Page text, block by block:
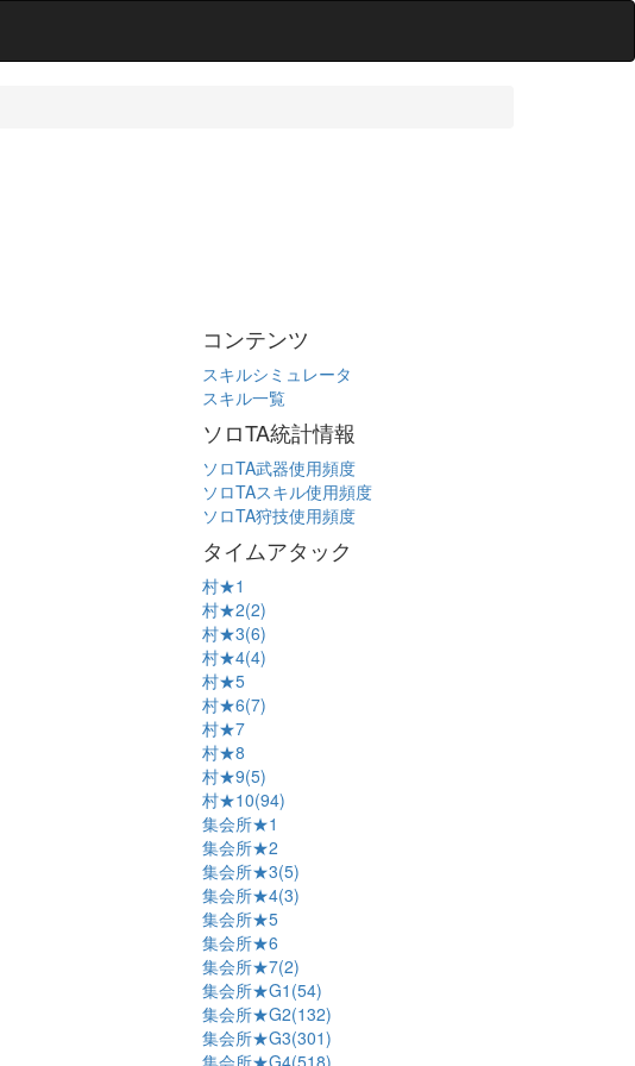
コンテンツ
スキルシミュレータ
スキル一覧
ソロTA統計情報
ソロTA武器使用頻度
ソロTAスキル使用頻度
ソロTA狩技使用頻度
タイムアタック
村★1
村★2(2)
村★3(6)
村★4(4)
村★5
村★6(7)
村★7
村★8
村★9(5)
村★10(94)
集会所★1
集会所★2
集会所★3(5)
集会所★4(3)
集会所★5
集会所★6
集会所★7(2)
集会所★G1(54)
集会所★G2(132)
集会所★G3(301)
集会所★G4(518)